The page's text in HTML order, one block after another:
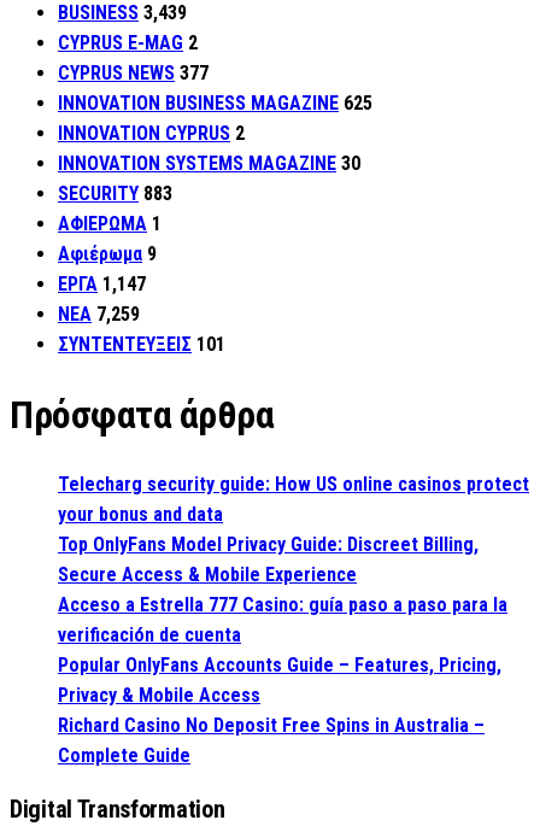
BUSINESS 3,439
CYPRUS E-MAG 2
CYPRUS NEWS 377
INNOVATION BUSINESS MAGAZINE 625
INNOVATION CYPRUS 2
INNOVATION SYSTEMS MAGAZINE 30
SECURITY 883
ΑΦΙΕΡΩΜΑ 1
Αφιέρωμα 9
ΕΡΓΑ 1,147
ΝΕΑ 7,259
ΣΥΝΤΕΝΤΕΥΞΕΙΣ 101
Πρόσφατα άρθρα
Telecharg security guide: How US online casinos protect
your bonus and data
Top OnlyFans Model Privacy Guide: Discreet Billing,
Secure Access & Mobile Experience
Acceso a Estrella 777 Casino: guía paso a paso para la
verificación de cuenta
Popular OnlyFans Accounts Guide – Features, Pricing,
Privacy & Mobile Access
Richard Casino No Deposit Free Spins in Australia –
Complete Guide
Digital Transformation